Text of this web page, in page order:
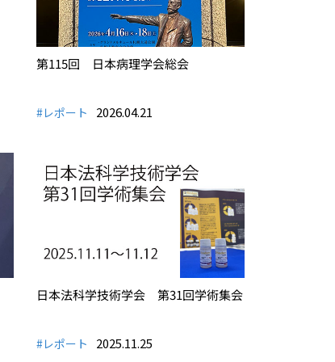
第115回 日本病理学会総会
#レポート 2026.04.21
日本法科学技術学会 第31回学術集会
#レポート 2025.11.25